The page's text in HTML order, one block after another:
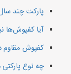
پارکت چند
آیا کفپوش‌ها
کفپوش مقاوم
چه نوع